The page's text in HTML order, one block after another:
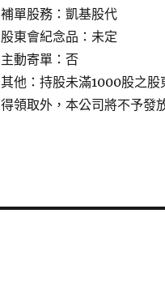
補單股務：凱基股代
股東會紀念品：未定
主動寄單：否
其他：持股未滿1000股之
得領取外，本公司將不予發